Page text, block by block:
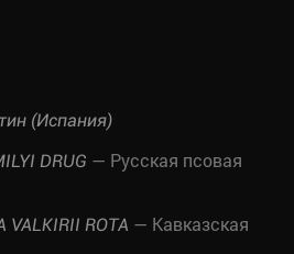
(Испания)
DRUG — Русская псовая
VALKIRII ROTA — Кавказская